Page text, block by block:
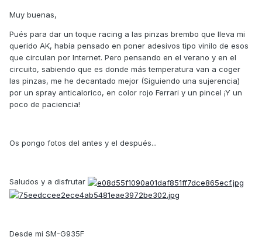
Muy buenas,
Pués para dar un toque racing a las pinzas brembo que lleva mi
querido AK, había pensado en poner adesivos tipo vinilo de esos
que circulan por Internet. Pero pensando en el verano y en el
circuito, sabiendo que es donde más temperatura van a coger
las pinzas, me he decantado mejor (Siguiendo una sujerencia)
por un spray anticalorico, en color rojo Ferrari y un pincel ¡Y un
poco de paciencia!
Os pongo fotos del antes y el después...
Saludos y a disfrutar
Desde mi SM-G935F